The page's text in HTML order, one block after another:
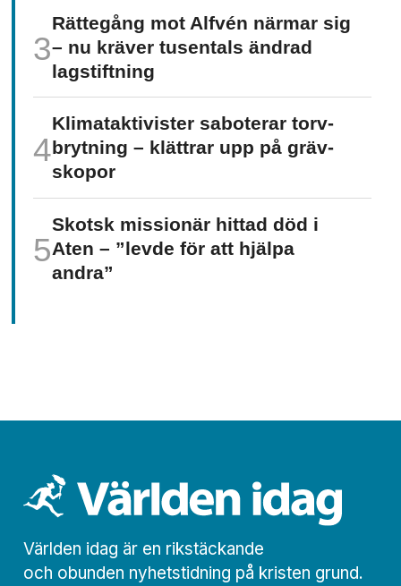
Rättegång mot Alfvén närmar sig
– nu kräver tusentals ändrad
lagstiftning
Klimat­aktivister saboterar torv­
brytning – klättrar upp på gräv­
skopor
Skotsk missionär hittad död i
Aten – ”levde för att hjälpa
andra”
Världen idag är en rikstäckande
och obunden nyhets­­­tidning på kristen grund.